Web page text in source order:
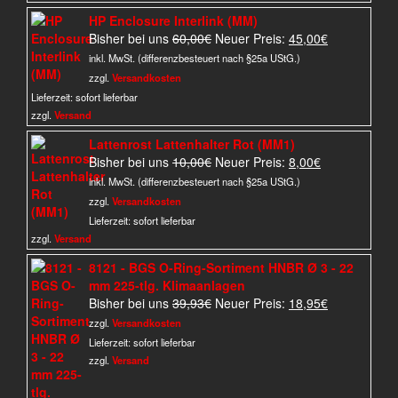
HP Enclosure Interlink (MM)
Bisher bei uns 60,00€ Ursprünglicher
Preis
Neuer Preis: 45,00€Aktueller
inkl. MwSt. (differenzbesteuert nach §25a UStG.)
zzgl. Versandkosten
Lieferzeit:sofort lieferbar
zzgl. Versand
Lattenrost Lattenhalter Rot (MM1)
Bisher bei uns 10,00€ Ursprünglicher
Preis
Neuer Preis: 8,00€Aktueller
inkl. MwSt. (differenzbesteuert nach §25a UStG.)
zzgl. Versandkosten
Lieferzeit:sofort lieferbar
zzgl. Versand
8121 - BGS O-Ring-Sortiment HNBR Ø 3 - 22
mm 225-tlg. Klimaanlagen
Bisher bei uns 39,93€ Ursprünglicher
Neuer Preis: 18,95€Aktueller
zzgl. Versandkosten
Lieferzeit:sofort lieferbar
zzgl. Versand